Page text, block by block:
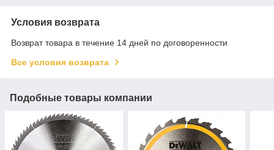
Условия возврата
Возврат товара в течение 14 дней по договоренности
Все условия возврата
Подобные товары компании